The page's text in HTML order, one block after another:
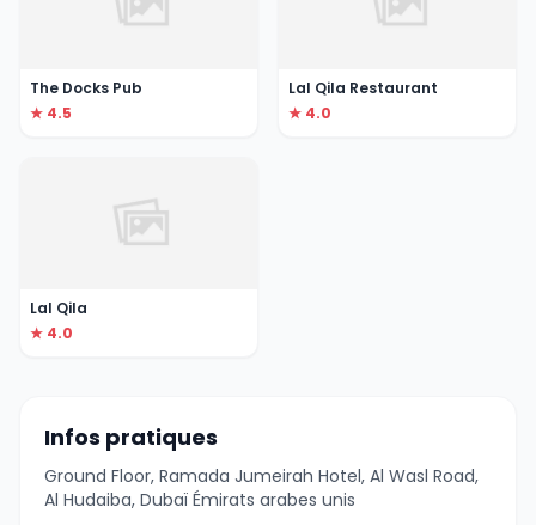
The Docks Pub
★ 4.5
Lal Qila Restaurant
★ 4.0
Lal Qila
★ 4.0
Infos pratiques
Ground Floor, Ramada Jumeirah Hotel, Al Wasl Road,
Al Hudaiba, Dubaï Émirats arabes unis